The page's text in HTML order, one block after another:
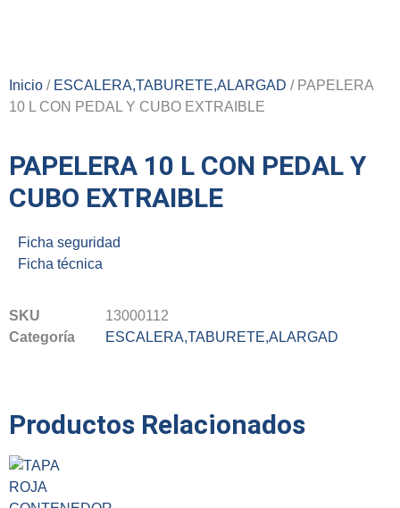
Inicio / ESCALERA,TABURETE,ALARGAD / PAPELERA
10 L CON PEDAL Y CUBO EXTRAIBLE
PAPELERA 10 L CON PEDAL Y
CUBO EXTRAIBLE
Ficha seguridad
Ficha técnica
SKU
13000112
Categoría
ESCALERA,TABURETE,ALARGAD
Productos Relacionados